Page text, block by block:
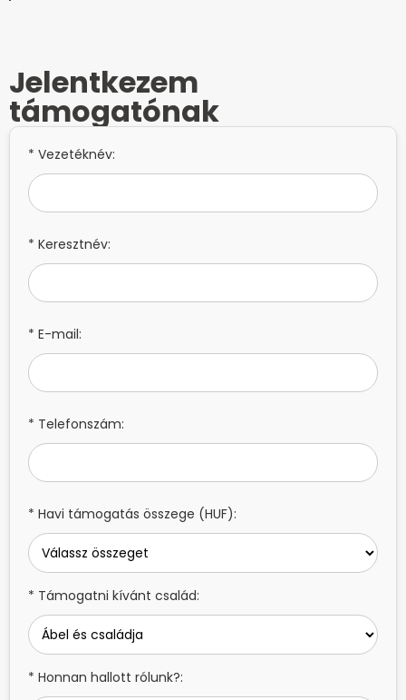
Jelentkezem
támogatónak
* Vezetéknév:
* Keresztnév:
* E-mail:
* Telefonszám:
* Havi támogatás összege (HUF):
* Támogatni kívánt család:
* Honnan hallott rólunk?: